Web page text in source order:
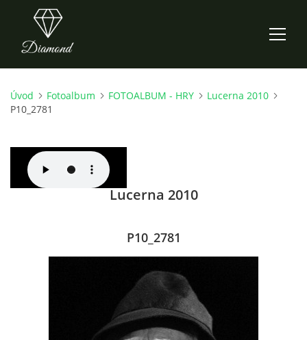
ÚVOD
O NÁS
KDY, KDE A CO HRAJEME
Úvod Fotoalbum FOTOALBUM - HRY
Lucerna 2010
P10_2781
Lucerna 2010
P10_2781